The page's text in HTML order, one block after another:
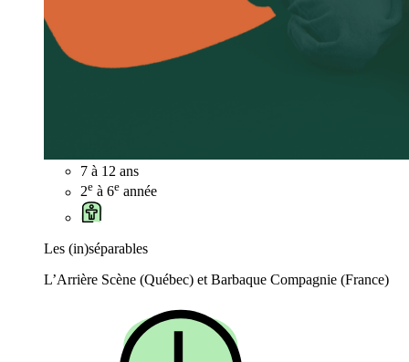
7 à 12 ans
2e à 6e année
Les (in)séparables
L’Arrière Scène (Québec) et Barbaque Compagnie (France)